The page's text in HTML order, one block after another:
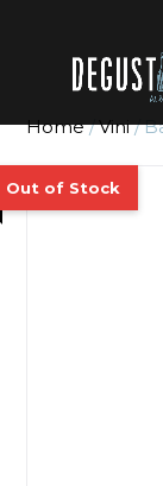
Home/Vini/